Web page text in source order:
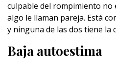
culpable del rompimiento no
algo le llaman pareja. Está
y ninguna de las dos tiene la
Baja autoestima